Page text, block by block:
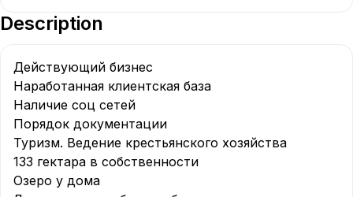
Description
Действующий бизнес
Наработанная клиентская база
Наличие соц сетей
Порядок документации
Туризм. Ведение крестьянского хозяйства
133 гектара в собственности
Озеро у дома